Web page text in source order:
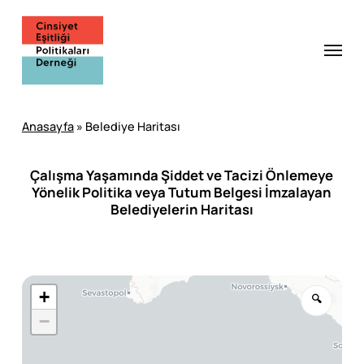
main
content
Menu
Anasayfa» Belediye Haritası
Çalışma Yaşamında Şiddet ve Tacizi Önlemeye
Yönelik Politika veya Tutum Belgesi İmzalayan
Belediyelerin Haritası
🔍
+
−